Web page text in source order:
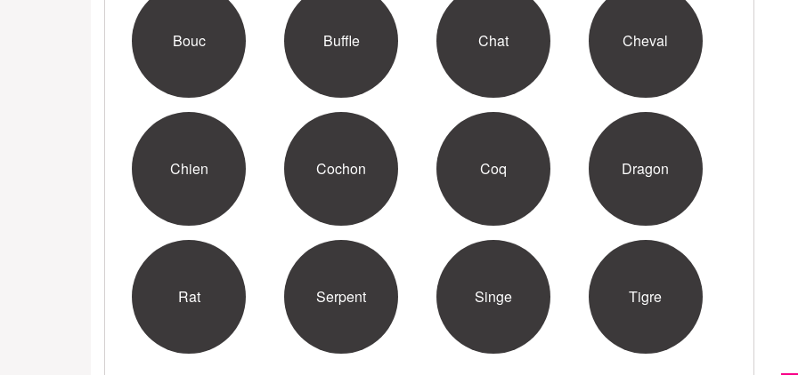
Bouc Buffle Chat Cheval
Chien Cochon Coq Dragon
Rat Serpent Singe Tigre